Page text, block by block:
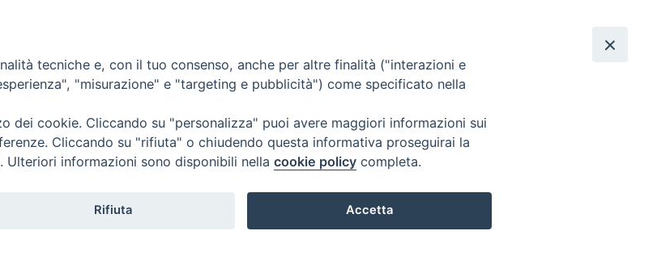
Cookie Policy
tecniche e, con il tuo consenso, anche per altre finalità ("interazioni e
"misurazione" e "targeting e pubblicità") come specificato nella
dei cookie. Cliccando su "personalizza" puoi avere maggiori informazioni sui
Cliccando su "rifiuta" o chiudendo questa informativa proseguirai la
informazioni sono disponibili nella cookie policy completa.
Rifiuta Accetta